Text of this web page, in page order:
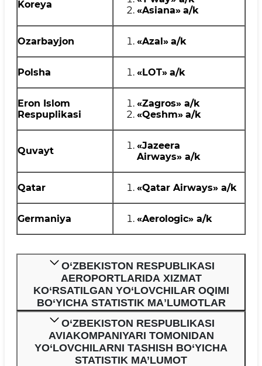
Koreya
«Asiana» a/k
Ozarbayjon «Azal» a/k
Polsha «LOT» a/k
Eron Islom
Respuplikasi
«Zagros» a/k
«Qeshm» a/k
Quvayt «Jazeera
Airways» a/k
Qatar «Qatar Airways» a/k
Germaniya «Aerologic» a/k
O‘ZBEKISTON RESPUBLIKASI
AEROPORTLARIDA XIZMAT
KO‘RSATILGAN YO‘LOVCHILAR OQIMI
BO‘YICHA STATISTIK MAʼLUMOTLAR
O‘ZBEKISTON RESPUBLIKASI
AVIAKOMPANIYARI TOMONIDAN
YO‘LOVCHILARNI TASHISH BO‘YICHA
STATISTIK MA’LUMOT